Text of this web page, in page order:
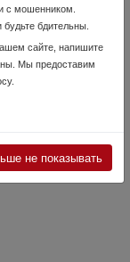
argo и
с мошенником.
бдительны.
сайте, напишите
Мы предоставим
не показывать